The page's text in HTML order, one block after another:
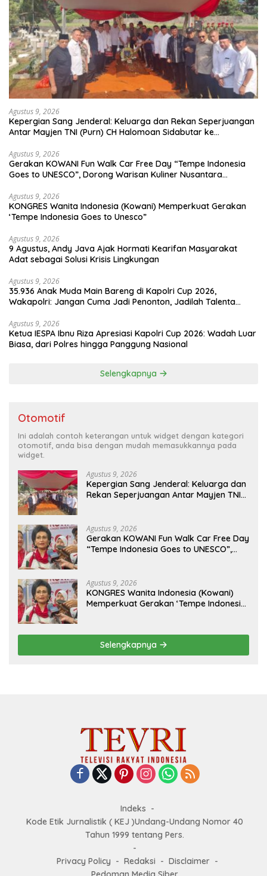
Agustus 9, 2026
Kepergian Sang Jenderal: Keluarga dan Rekan Seperjuangan
Antar Mayjen TNI (Purn) CH Halomoan Sidabutar ke
Agustus 9, 2026
Gerakan KOWANI Fun Walk Car Free Day “Tempe Indonesia
Goes to UNESCO”, Dorong Warisan Kuliner Nusantara
Agustus 9, 2026
KONGRES Wanita Indonesia (Kowani) Memperkuat Gerakan
‘Tempe Indonesia Goes to Unesco”
Agustus 9, 2026
9 Agustus, Andy Java Ajak Hormati Kearifan Masyarakat
Adat sebagai Solusi Krisis Lingkungan
Agustus 9, 2026
35.936 Anak Muda Main Bareng di Kapolri Cup 2026,
Wakapolri: Jangan Cuma Jadi Penonton, Jadilah Talenta
Agustus 9, 2026
Ketua IESPA Ibnu Riza Apresiasi Kapolri Cup 2026: Wadah Luar
Biasa, dari Polres hingga Panggung Nasional
Selengkapnya
Otomotif
Ini adalah contoh keterangan untuk widget dengan kategori
otomotif, anda bisa dengan mudah memasukkannya pada
widget.
Agustus 9, 2026
Kepergian Sang Jenderal: Keluarga dan
Rekan Seperjuangan Antar Mayjen TNI
Agustus 9, 2026
Gerakan KOWANI Fun Walk Car Free Day
“Tempe Indonesia Goes to UNESCO”,
Agustus 9, 2026
KONGRES Wanita Indonesia (Kowani)
Memperkuat Gerakan ‘Tempe Indonesia
Selengkapnya
Indeks
Kode Etik Jurnalistik ( KEJ )Undang-Undang Nomor 40
Tahun 1999 tentang Pers.
Privacy Policy Redaksi
Disclaimer